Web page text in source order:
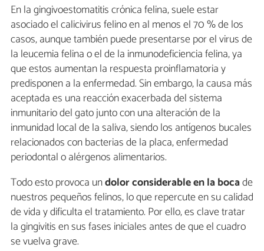
En la gingivoestomatitis crónica felina, suele estar
asociado el calicivirus felino en al menos el 70 % de los
casos, aunque también puede presentarse por el virus de
la leucemia felina o el de la inmunodeficiencia felina, ya
que estos aumentan la respuesta proinflamatoria y
predisponen a la enfermedad. Sin embargo, la causa más
aceptada es una reacción exacerbada del sistema
inmunitario del gato junto con una alteración de la
inmunidad local de la saliva, siendo los antígenos bucales
relacionados con bacterias de la placa, enfermedad
periodontal o alérgenos alimentarios.
Todo esto provoca undolor considerable en labocade
nuestros pequeños felinos, lo que repercute en su calidad
de vida y dificulta el tratamiento. Por ello, es clave tratar
la gingivitis en sus fases iniciales antes de que el cuadro
se vuelva grave.